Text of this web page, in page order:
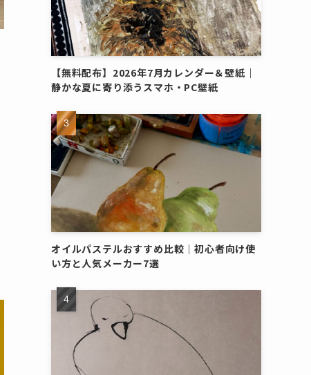
【無料配布】2026年7月カレンダー＆壁紙｜
静かな夏に寄り添うスマホ・PC壁紙
オイルパステルおすすめ比較｜初心者向け使
い方と人気メーカー7選